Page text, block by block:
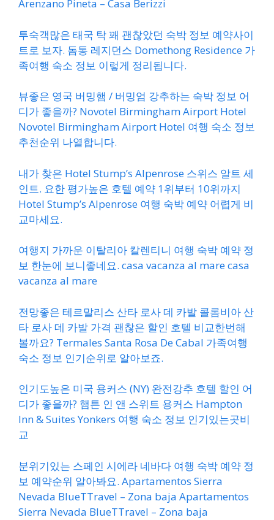
Arenzano Pineta – Casa Berizzi
투숙객많은 태국 탁 꽤 괜찮았던 숙박 정보 예약사이
트로 보자. 돔통 레지던스 Domethong Residence 가
족여행 숙소 정보 이렇게 정리됩니다.
뷰좋은 영국 버밍햄 / 버밍엄 강추하는 숙박 정보 어
디가 좋을까? Novotel Birmingham Airport Hotel
Novotel Birmingham Airport Hotel 여행 숙소 정보
추천순위 나열합니다.
내가 찾은 Hotel Stump’s Alpenrose 스위스 알트 세
인트. 요한 평가높은 호텔 예약 1위부터 10위까지
Hotel Stump’s Alpenrose 여행 숙박 예약 어렵게 비
교마세요.
여행지 가까운 이탈리아 칼렌티니 여행 숙박 예약 정
보 한눈에 보니좋네요. casa vacanza al mare casa
vacanza al mare
전망좋은 테르말리스 산타 로사 데 카발 콜롬비아 산
타 로사 데 카발 가격 괜찮은 할인 호텔 비교한번해
볼까요? Termales Santa Rosa De Cabal 가족여행
숙소 정보 인기순위로 알아보죠.
인기도높은 미국 용커스 (NY) 완전강추 호텔 할인 어
디가 좋을까? 햄튼 인 앤 스위트 용커스 Hampton
Inn & Suites Yonkers 여행 숙소 정보 인기있는곳비
교
분위기있는 스페인 시에라 네바다 여행 숙박 예약 정
보 예약순위 알아봐요. Apartamentos Sierra
Nevada BlueTTravel – Zona baja Apartamentos
Sierra Nevada BlueTTravel – Zona baja